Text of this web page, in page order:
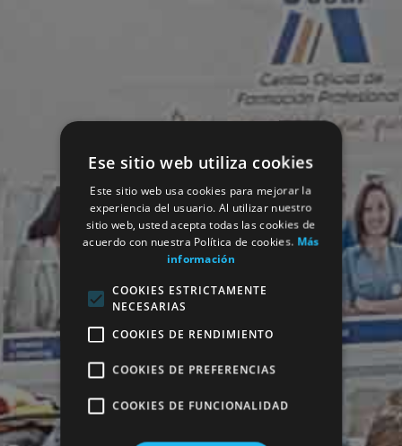
Ese sitio web utiliza cookies
Este sitio web usa cookies para mejorar la
experiencia del usuario. Al utilizar nuestro
sitio web, usted acepta todas las cookies de
acuerdo con nuestra Política de cookies. Más
información
COOKIES ESTRICTAMENTE
NECESARIAS
COOKIES DE RENDIMIENTO
COOKIES DE PREFERENCIAS
COOKIES DE FUNCIONALIDAD